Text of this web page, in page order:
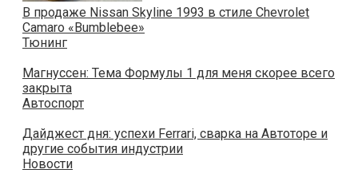
В продаже Nissan Skyline 1993 в стиле Chevrolet
Camaro «Bumblebee»
Тюнинг
Магнуссен: Тема Формулы 1 для меня скорее всего
закрыта
Автоспорт
Дайджест дня: успехи Ferrari, сварка на Автоторе и
другие события индустрии
Новости